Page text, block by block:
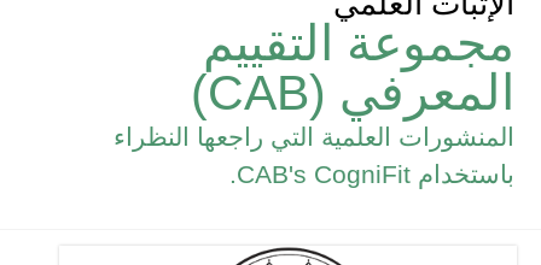
مجموعة التقييم
المعرفي (CAB)
المنشورات العلمية التي راجعها النظراء
باستخدام CAB's CogniFit.